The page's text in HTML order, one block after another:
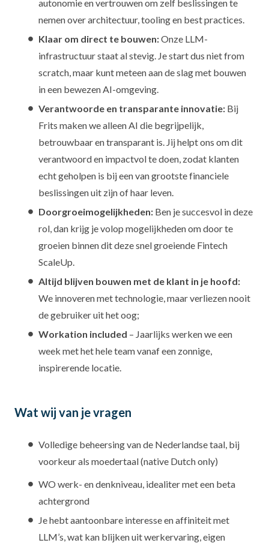
autonomie en vertrouwen om zelf beslissingen te
nemen over architectuur, tooling en best practices.
Klaar om direct te bouwen:Onze LLM-
infrastructuur staat al stevig. Je start dus niet from
scratch, maar kunt meteen aan de slag met bouwen
in een bewezen AI-omgeving.
Verantwoorde en transparante innovatie: Bij
Frits maken we alleen AI die begrijpelijk,
betrouwbaar en transparant is. Jij helpt ons om dit
verantwoord en impactvol te doen, zodat klanten
echt geholpen is bij een van grootste financiele
beslissingen uit zijn of haar leven.
Doorgroeimogelijkheden: Ben je succesvol in deze
rol, dan krijg je volop mogelijkheden om door te
groeien binnen dit deze snel groeiende Fintech
ScaleUp.
Altijd blijven bouwen met de klant in je hoofd:
We innoveren met technologie, maar verliezen nooit
de gebruiker uit het oog;
Workation included – Jaarlijks werken we een
week met het hele team vanaf een zonnige,
inspirerende locatie.
Wat wij van je vragen
Volledige beheersing van de Nederlandse taal, bij
voorkeur als moedertaal (native Dutch only)
WO werk- en denkniveau, idealiter met een beta
achtergrond
Je hebt aantoonbare interesse en affiniteit met
LLM’s, wat kan blijken uit werkervaring, eigen